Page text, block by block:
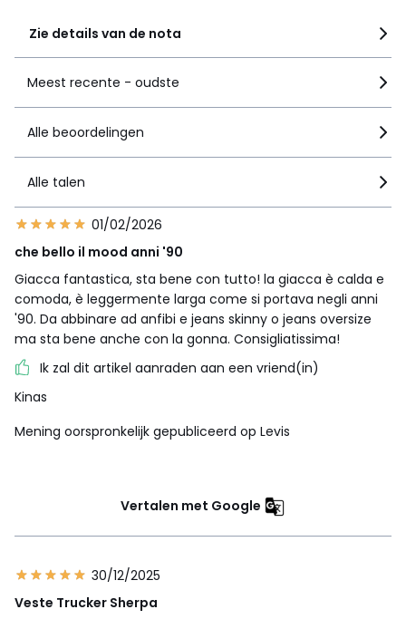
Zie details van de nota
Meest recente - oudste
Alle beoordelingen
Alle talen
01/02/2026
che bello il mood anni '90
Giacca fantastica, sta bene con tutto! la giacca è calda e
comoda, è leggermente larga come si portava negli anni
'90. Da abbinare ad anfibi e jeans skinny o jeans oversize
ma sta bene anche con la gonna. Consigliatissima!
Ik zal dit artikel aanraden aan een vriend(in)
Kinas
Mening oorspronkelijk gepubliceerd op Levis
Vertalen met Google
30/12/2025
Veste Trucker Sherpa